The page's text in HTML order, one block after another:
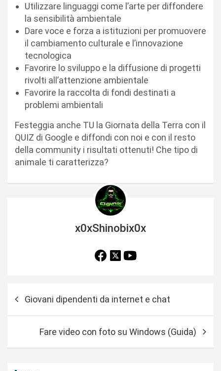
Utilizzare linguaggi come l’arte per diffondere
la sensibilità ambientale
Dare voce e forza a istituzioni per promuovere
il cambiamento culturale e l’innovazione
tecnologica
Favorire lo sviluppo e la diffusione di progetti
rivolti all’attenzione ambientale
Favorire la raccolta di fondi destinati a
problemi ambientali
Festeggia anche TU la Giornata della Terra con il
QUIZ di Google e diffondi con noi e con il resto
della community i risultati ottenuti! Che tipo di
animale ti caratterizza?
x0xShinobix0x
Giovani dipendenti da internet e chat
Fare video con foto su Windows (Guida)